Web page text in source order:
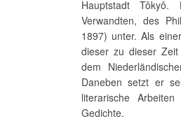
Hauptstadt
Verwandten, des
1897) unter. Als
dieser zu dieser
dem
Daneben setzt er
literarische
Gedichte.